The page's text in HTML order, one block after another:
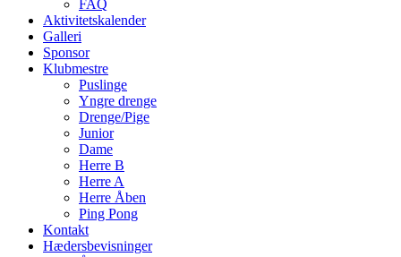
FAQ
Aktivitetskalender
Galleri
Sponsor
Klubmestre
Puslinge
Yngre drenge
Drenge/Pige
Junior
Dame
Herre B
Herre A
Herre Åben
Ping Pong
Kontakt
Hædersbevisninger